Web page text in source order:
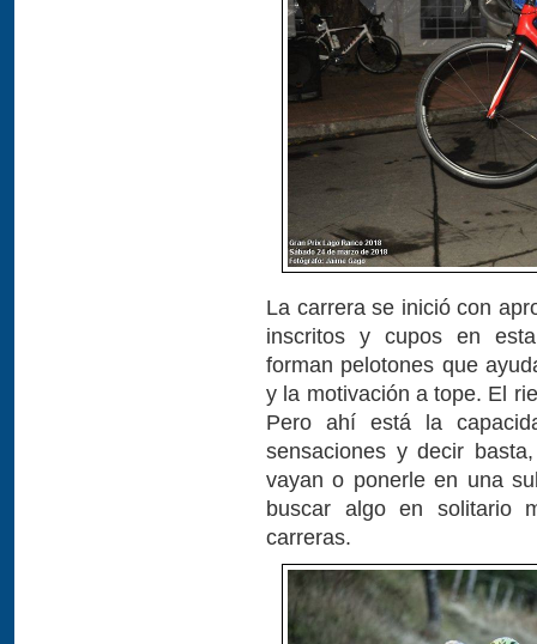
La carrera se inició con
inscritos y cupos en
forman pelotones que
y la motivación a tope. El
Pero ahí está la
sensaciones y decir
vayan o ponerle en una
buscar algo en solitario
carreras.